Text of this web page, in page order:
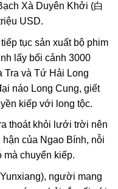
Xà Duyên Khởi (白
USD.
tục sản xuất bộ phim
lấy bối cảnh 3000
Tra và Tứ Hải Long
náo Long Cung, giết
kiếp với long tộc.
thoát khỏi lưới trời nên
của Ngao Bính, nỗi
mà chuyển kiếp.
người mang